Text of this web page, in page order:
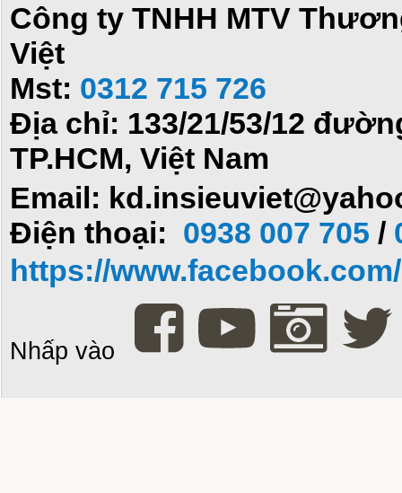
Công ty TNHH MTV
Việt
Mst: 0312 715 726
Địa chỉ: 133/21/53/12
TP.HCM, Việt Nam
Email:
Điện thoại: 0938 007 705 /
https://
Nhấp vào